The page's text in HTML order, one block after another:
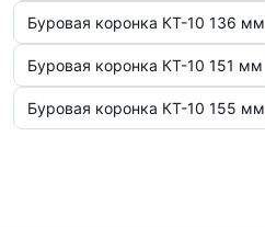
Буровая коронка КТ-10 136 мм
Буровая коронка КТ-10 151 мм
Буровая коронка КТ-10 155 мм